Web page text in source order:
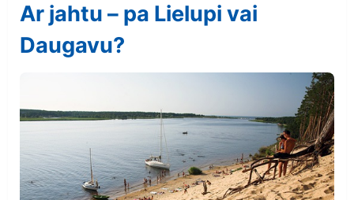
Ar jahtu – pa Lielupi vai
Daugavu?